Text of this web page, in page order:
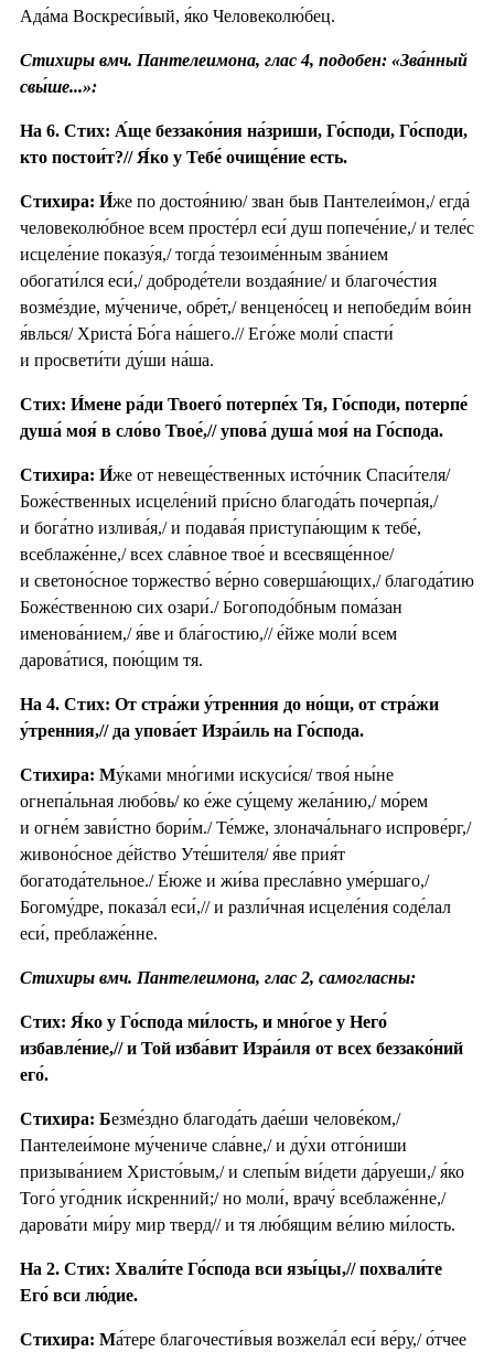
Ада́ма Воскреси́вый, я́ко Человеколю́бец.
Стихиры вмч. Пантелеимона, глас 4, подобен: «Зва́нный
свы́ше...»:
На 6. Стих: А́ще беззако́ния на́зриши, Го́споди, Го́споди,
кто постои́т?// Я́ко у Тебе́ очище́ние есть.
Стихира: И́же по достоя́нию/ зван быв Пантелеи́мон,/ егда́
человеколю́бное всем просте́рл еси́ душ попече́ние,/ и теле́с
исцеле́ние показу́я,/ тогда́ тезоиме́нным зва́нием
обогати́лся еси́,/ доброде́тели воздая́ние/ и благоче́стия
возме́здие, му́чениче, обре́т,/ венцено́сец и непобеди́м во́ин
я́влься/ Христа́ Бо́га на́шего.// Его́же моли́ спасти́
и просвети́ти ду́ши на́ша.
Стих: И́мене ра́ди Твоего́ потерпе́х Тя, Го́споди, потерпе́
душа́ моя́ в сло́во Твое́,// упова́ душа́ моя́ на Го́спода.
Стихира: И́же от невеще́ственных исто́чник Спаси́теля/
Боже́ственных исцеле́ний при́сно благода́ть почерпа́я,/
и бога́тно излива́я,/ и подава́я приступа́ющим к тебе́,
всеблаже́нне,/ всех сла́вное твое́ и всесвяще́нное/
и светоно́сное торжество́ ве́рно соверша́ющих,/ благода́тию
Боже́ственною сих озари́./ Богоподо́бным пома́зан
именова́нием,/ я́ве и бла́гостию,// е́йже моли́ всем
дарова́тися, пою́щим тя.
На 4. Стих: От стра́жи у́тренния до но́щи, от стра́жи
у́тренния,// да упова́ет Изра́иль на Го́спода.
Стихира: Му́ками мно́гими искуси́ся/ твоя́ ны́не
огнепа́льная любо́вь/ ко е́же су́щему жела́нию,/ мо́рем
и огне́м зави́стно бори́м./ Те́мже, злонача́льнаго испрове́рг,/
живоно́сное де́йство Уте́шителя/ я́ве прия́т
богатода́тельное./ Е́юже и жи́ва пресла́вно уме́ршаго,/
Богому́дре, показа́л еси́,// и разли́чная исцеле́ния соде́лал
еси́, преблаже́нне.
Стихиры вмч. Пантелеимона, глас 2, самогласны:
Стих: Я́ко у Го́спода ми́лость, и мно́гое у Него́
избавле́ние,// и Той изба́вит Изра́иля от всех беззако́ний
его́.
Стихира: Безме́здно благода́ть дае́ши челове́ком,/
Пантелеи́моне му́чениче сла́вне,/ и ду́хи отго́ниши
призыва́нием Христо́вым,/ и слепы́м ви́дети да́руеши,/ я́ко
Того́ уго́дник и́скренний;/ но моли́, врачу́ всеблаже́нне,/
дарова́ти ми́ру мир тверд// и тя лю́бящим ве́лию ми́лость.
На 2. Стих: Хвали́те Го́спода вси язы́цы,// похвали́те
Его́ вси лю́дие.
Стихира: Ма́тере благочести́выя возжела́л еси́ ве́ру,/ о́тчее